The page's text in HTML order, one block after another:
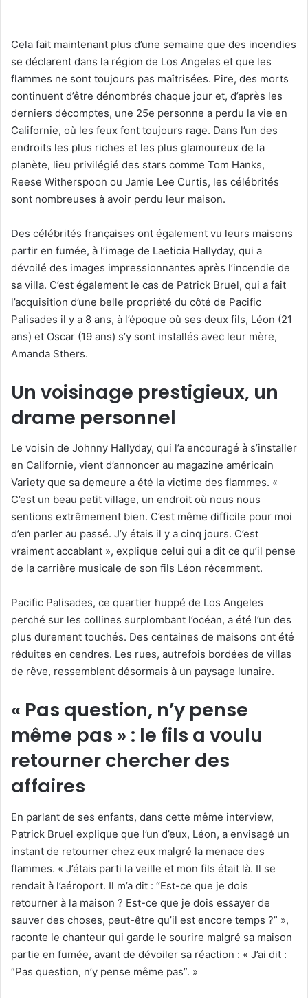
Cela fait maintenant plus d’une semaine que des incendies
se déclarent dans la région de Los Angeles et que les
flammes ne sont toujours pas maîtrisées. Pire, des morts
continuent d’être dénombrés chaque jour et, d’après les
derniers décomptes, une 25e personne a perdu la vie en
Californie, où les feux font toujours rage. Dans l’un des
endroits les plus riches et les plus glamoureux de la
planète, lieu privilégié des stars comme Tom Hanks,
Reese Witherspoon ou Jamie Lee Curtis, les célébrités
sont nombreuses à avoir perdu leur maison.
Des célébrités françaises ont également vu leurs maisons
partir en fumée, à l’image de Laeticia Hallyday, qui a
dévoilé des images impressionnantes après l’incendie de
sa villa. C’est également le cas de Patrick Bruel, qui a fait
l’acquisition d’une belle propriété du côté de Pacific
Palisades il y a 8 ans, à l’époque où ses deux fils, Léon (21
ans) et Oscar (19 ans) s’y sont installés avec leur mère,
Amanda Sthers.
Un voisinage prestigieux, un
drame personnel
Le voisin de Johnny Hallyday, qui l’a encouragé à s’installer
en Californie, vient d’annoncer au magazine américain
Variety que sa demeure a été la victime des flammes. «
C’est un beau petit village, un endroit où nous nous
sentions extrêmement bien. C’est même difficile pour moi
d’en parler au passé. J’y étais il y a cinq jours. C’est
vraiment accablant », explique celui qui a dit ce qu’il pense
de la carrière musicale de son fils Léon récemment.
Pacific Palisades, ce quartier huppé de Los Angeles
perché sur les collines surplombant l’océan, a été l’un des
plus durement touchés. Des centaines de maisons ont été
réduites en cendres. Les rues, autrefois bordées de villas
de rêve, ressemblent désormais à un paysage lunaire.
« Pas question, n’y pense
même pas » : le fils a voulu
retourner chercher des
affaires
En parlant de ses enfants, dans cette même interview,
Patrick Bruel explique que l’un d’eux, Léon, a envisagé un
instant de retourner chez eux malgré la menace des
flammes. « J’étais parti la veille et mon fils était là. Il se
rendait à l’aéroport. Il m’a dit : “Est-ce que je dois
retourner à la maison ? Est-ce que je dois essayer de
sauver des choses, peut-être qu’il est encore temps ?” »,
raconte le chanteur qui garde le sourire malgré sa maison
partie en fumée, avant de dévoiler sa réaction : « J’ai dit :
“Pas question, n’y pense même pas”. »